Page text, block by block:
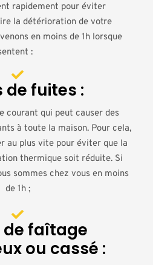
rapidement pour éviter
la détérioration de votre
en moins de 1h lorsque
:
de fuites :
courant qui peut causer des
à toute la maison. Pour cela,
au plus vite pour éviter que la
thermique soit réduite. Si
sommes chez vous en moins
de 1h ;
de faîtage
ou cassé :